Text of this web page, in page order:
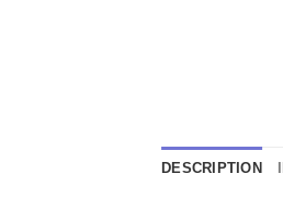
DESCRIPTION